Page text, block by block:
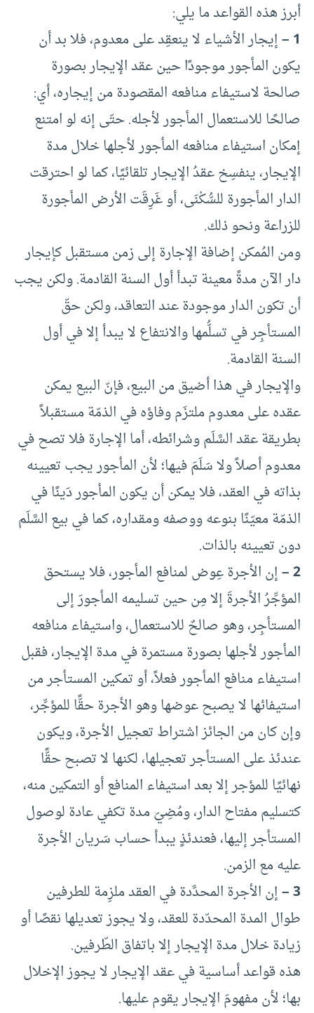
أبرز هذه القواعد ما يلي:
1 –
إيجار الأشياء لا ينعقِد على معدوم، فلا بد أن
يكون المأجور موجودًا حين عقد الإيجار بصورة
صالحة لاستيفاء منافعه المقصودة من إيجاره، أي:
صالحًا للاستعمال المأجور لأجله. حتّى إنه لو امتنع
إمكان استيفاء منافعه المأجور لأجلها خلال مدة
الإيجار، ينفسِخ عقدُ الإيجار تلقائيًا، كما لو احترقت
الدار المأجورة للسُّكْنَى، أو غَرِقَت الأرض المأجورة
للزراعة ونحو ذلك.
ومن المُمكن إضافة الإجارة إلى زمن مستقبل كإيجار
دار الآن مدةً معينة تبدأ أول السنة القادمة. ولكن يجب
أن تكون الدار موجودة عند التعاقد، ولكن حقّ
المستأجِر في تسلُّمها والانتفاع لا يبدأ إلا في أول
السنة القادمة.
والإيجار في هذا أضيق من البيع، فإنّ البيع يمكن
عقده على معدوم ملتزَم وفاؤه في الذمّة مستقبلاً
بطريقة عقد السَّلَم وشرائطه، أما الإجارة فلا تصح في
معدوم أصلاً ولا سَلَمَ فيها؛ لأن المأجور يجب تعيينه
بذاته في العقد، فلا يمكن أن يكون المأجور دَينًا في
الذمّة معيّنًا بنوعه ووصفه ومقداره، كما في بيع السَّلَم
دون تعيينه بالذات.
2 –
إن الأجرة عِوض لمنافع المأجور، فلا يستحق
المؤجِّرُ الأجرةَ إلا مِن حين تسليمه المأجورَ إلى
المستأجِر، وهو صالحٌ للاستعمال، واستيفاء منافعه
المأجور لأجلها بصورة مستمرة في مدة الإيجار، فقبل
استيفاء منافع المأجور فعلاً، أو تمكين المستأجر من
استيفائها لا يصبح عوضها وهو الأجرة حقًّا للمؤجِّر،
وإن كان من الجائز اشتراط تعجيل الأجرة، ويكون
عندئذ على المستأجر تعجيلها، لكنها لا تصبح حقًّا
نهائيًا للمؤجر إلا بعد استيفاء المنافع أو التمكين منه،
كتسليم مفتاح الدار، ومُضِيّ مدة تكفي عادة لوصول
المستأجر إليها، فعندئذٍ يبدأ حساب سَريان الأجرة
عليه مع الزمن.
3 –
إن الأجرة المحدَّدة في العقد ملزِمة للطرفين
طوال المدة المحدّدة للعقد، ولا يجوز تعديلها نقصًا أو
زيادة خلال مدة الإيجار إلا باتفاق الطّرفين.
هذه قواعد أساسية في عقد الإيجار لا يجوز الإخلال
بها؛ لأن مفهومَ الإيجار يقوم عليها.